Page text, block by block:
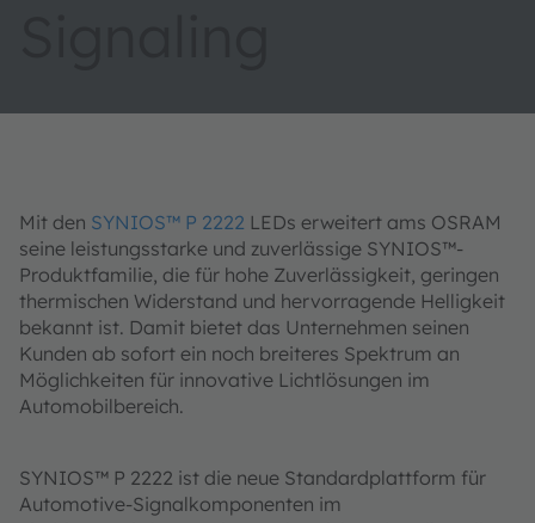
Mit den SYNIOS™ P 2222 LEDs erweitert ams OSRAM
seine leistungsstarke und zuverlässige SYNIOS™-
Produktfamilie, die für hohe Zuverlässigkeit, geringen
thermischen Widerstand und hervorragende Helligkeit
bekannt ist. Damit bietet das Unternehmen seinen
Kunden ab sofort ein noch breiteres Spektrum an
Möglichkeiten für innovative Lichtlösungen im
Automobilbereich.
SYNIOS™ P 2222 ist die neue Standardplattform für
Automotive-Signalkomponenten im